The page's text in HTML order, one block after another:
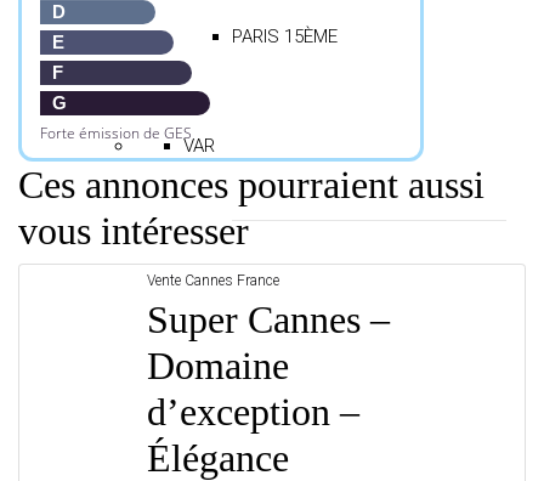
PARIS 15ÈME
VAR
GASSIN
D
E
F
G
Forte émission de GES
Ces annonces pourraient aussi
vous intéresser
Vente Cannes France
Super Cannes –
Domaine
d’exception –
Élégance